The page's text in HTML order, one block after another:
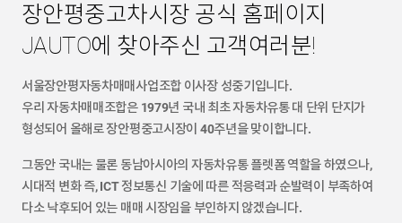
장안평중고차시장 공식 홈페이지
JAUTO에 찾아주신 고객여러분!
서울장안평자동차매매사업조합 이사장 성중기입니다.
우리 자동차매매조합은 1979년 국내 최초 자동차유통 대 단위 단지가
형성되어 올해로 장안평중고시장이 40주년을 맞이합니다.
그동안 국내는 물론 동남아시아의 자동차유통 플렛폼 역할을 하였으나,
시대적 변화 즉, ICT 정보통신 기술에 따른 적응력과 순발력이 부족하여
다소 낙후되어 있는 매매 시장임을 부인하지 않겠습니다.